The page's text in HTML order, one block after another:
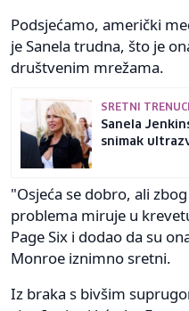
Podsjećamo, američki
je Sanela trudna, što je
društvenim mrežama.
SRETNI TRENUCI
Sanela
snimak
"Osjeća se dobro, ali
problema miruje u
Page Six i dodao da su
Monroe iznimno sretni.
Iz braka s bivšim